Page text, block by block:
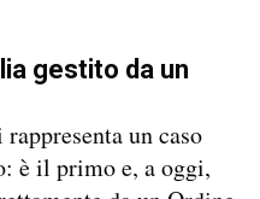
gestito da un
un caso
è il primo e, a oggi,